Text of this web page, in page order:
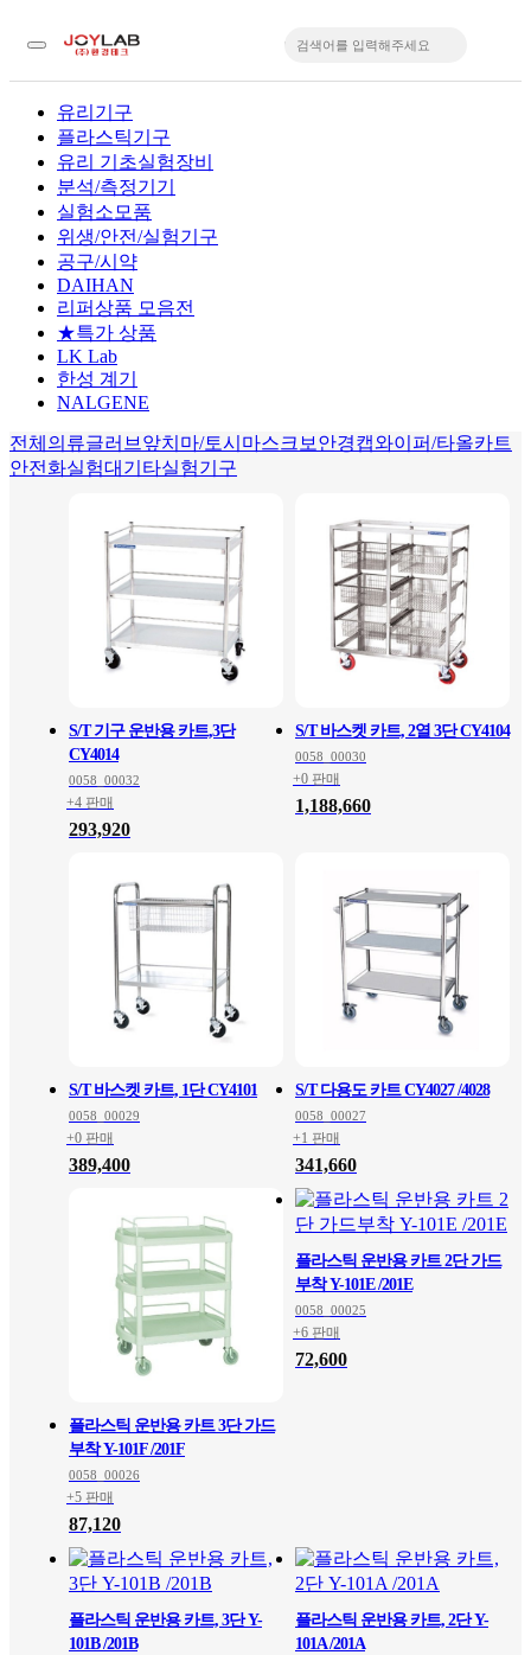
유리기구
플라스틱기구
유리 기초실험장비
분석/측정기기
실험소모품
위생/안전/실험기구
공구/시약
DAIHAN
리퍼상품 모음전
★특가 상품
LK Lab
한성 계기
NALGENE
전체 의류글러브 앞치마/토시 마스크 보안경캡와이퍼/타올카트
안전화실험대 기타실험기구
S/T 기구 운반용 카트,3단
CY4014
0058_00032
+4 판매
293,920
S/T 바스켓 카트, 2열 3단 CY4104
0058_00030
+0 판매
1,188,660
S/T 바스켓 카트, 1단 CY4101
0058_00029
+0 판매
389,400
S/T 다용도 카트 CY4027 /4028
0058_00027
+1 판매
341,660
플라스틱 운반용 카트 3단 가드
부착 Y-101F /201F
0058_00026
+5 판매
87,120
플라스틱 운반용 카트 2단 가드
부착 Y-101E /201E
0058_00025
+6 판매
72,600
플라스틱 운반용 카트, 3단 Y-
101B /201B
플라스틱 운반용 카트, 2단 Y-
101A /201A